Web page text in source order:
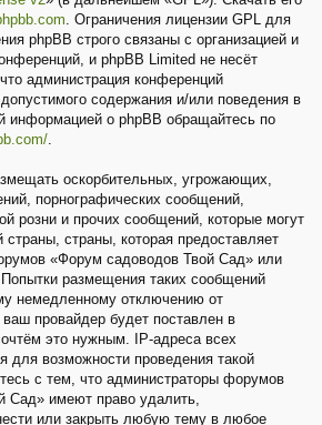
. Ограничения лицензии GPL для
phpBB строго связаны с организацией и
и phpBB Limited не несёт
администрация конференций
содержания и/или поведения в
информацией о phpBB обращайтесь по
.
оскорбительных, угрожающих,
порнографических сообщений,
розни и прочих сообщений, которые могут
страны, которая предоставляет
«Форум садоводов Твой Сад» или
размещения таких сообщений
немедленному отключению от
провайдер будет поставлен в
это нужным. IP-адреса всех
для возможности проведения такой
с тем, что администраторы форумов
Сад» имеют право удалить,
или закрыть любую тему в любое